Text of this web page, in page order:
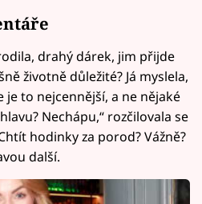
drahý dárek, jim přijde
životně důležité? Já myslela,
je to nejcennější, a ne nějaké
Nechápu,“ rozčilovala se
hodinky za porod? Vážně?
další.